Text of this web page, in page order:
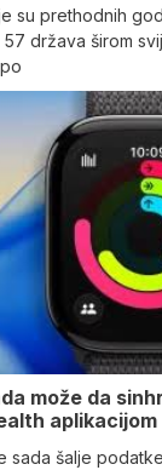
su prethodnih
država širom
može da
aplikacijom
sada šalje